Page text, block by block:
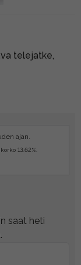
telejatke,
ajan.
13.62%.
saat heti